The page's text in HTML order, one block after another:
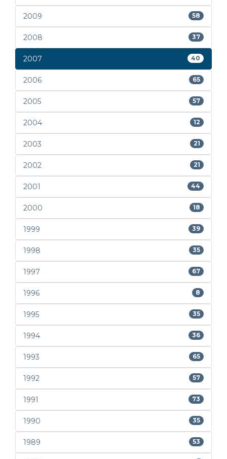
2009 58
2008 37
2007 40
2006 65
2005 57
2004 12
2003 21
2002 21
2001 44
2000 18
1999 39
1998 35
1997 67
1996 8
1995 35
1994 36
1993 65
1992 57
1991 73
1990 35
1989 53